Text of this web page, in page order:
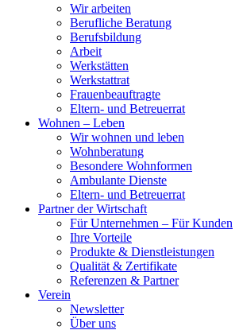
Wir arbeiten
Berufliche Beratung
Berufsbildung
Arbeit
Werkstätten
Werkstattrat
Frauenbeauftragte
Eltern- und Betreuerrat
Wohnen – Leben
Wir wohnen und leben
Wohnberatung
Besondere Wohnformen
Ambulante Dienste
Eltern- und Betreuerrat
Partner der Wirtschaft
Für Unternehmen – Für Kunden
Ihre Vorteile
Produkte & Dienstleistungen
Qualität & Zertifikate
Referenzen & Partner
Verein
Newsletter
Über uns